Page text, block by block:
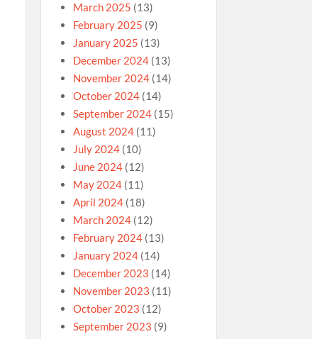
March 2025 (13)
February 2025 (9)
January 2025 (13)
December 2024(13)
November 2024(14)
October 2024(14)
September 2024(15)
August 2024(11)
July 2024(10)
June 2024(12)
May 2024(11)
April 2024(18)
March 2024(12)
February 2024(13)
January 2024(14)
December 2023 (14)
November 2023 (11)
October 2023 (12)
September 2023 (9)